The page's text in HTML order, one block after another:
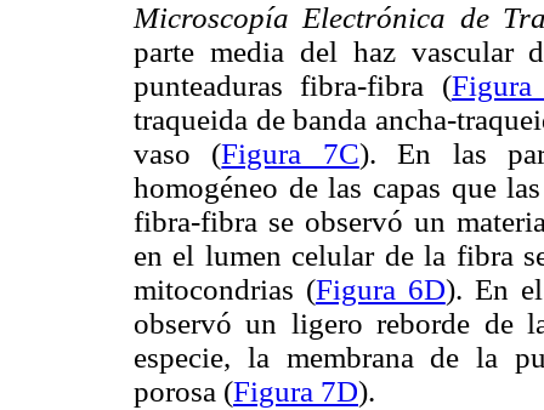
Microscopía Electrónica de
parte media del haz vascular
punteaduras fibra-fibra (
traqueida de banda ancha-
vaso (Figura 7C). En las
homogéneo de las capas que
fibra-fibra se observó un
en el lumen celular de la fibra
mitocondrias (Figura 6D). En
observó un ligero reborde de
especie, la membrana de la
porosa (Figura 7D).